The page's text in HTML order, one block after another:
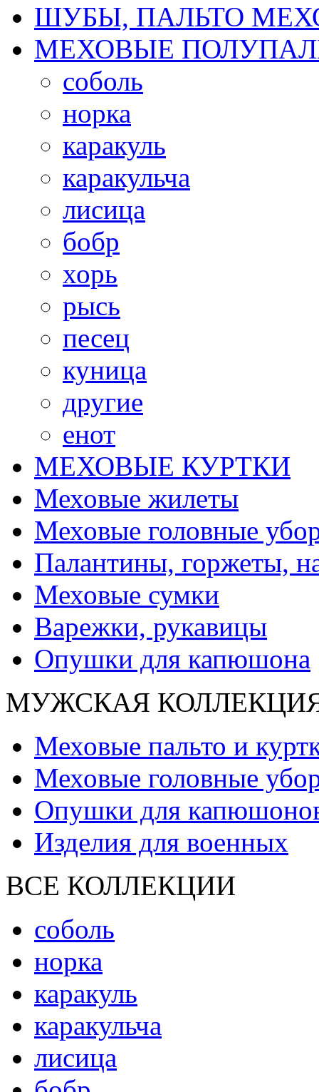
ШУБЫ, ПАЛЬТО
МЕХОВЫЕ
соболь
норка
каракуль
каракульча
лисица
бобр
хорь
рысь
песец
куница
другие
енот
МЕХОВЫЕ КУРТКИ
Меховые жилеты
Меховые головные
Палантины, горжеты,
Меховые сумки
Варежки, рукавицы
Опушки для капюшона
МУЖСКАЯ
Меховые пальто и
Меховые головные
Опушки для
Изделия для военных
ВСЕ КОЛЛЕКЦИИ
соболь
норка
каракуль
каракульча
лисица